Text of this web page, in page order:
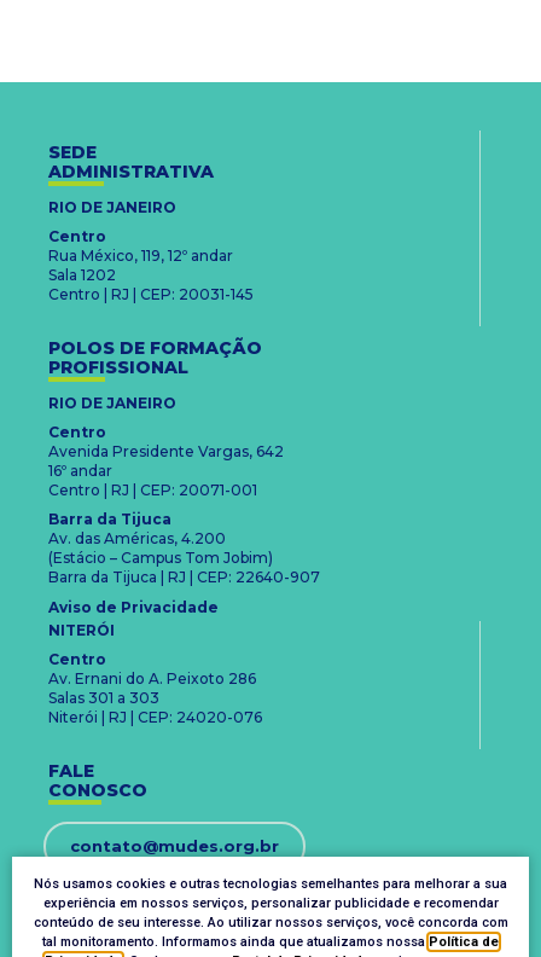
SEDE
ADMINISTRATIVA
RIO DE JANEIRO
Centro
Rua México, 119, 12º andar
Sala 1202
Centro | RJ | CEP: 20031-145
POLOS DE FORMAÇÃO
PROFISSIONAL
RIO DE JANEIRO
Centro
Avenida Presidente Vargas, 642
16º andar
Centro | RJ | CEP: 20071-001
Barra da Tijuca
Av. das Américas, 4.200
(Estácio – Campus Tom Jobim)
Barra da Tijuca | RJ | CEP: 22640-907
Aviso de Privacidade
NITERÓI
Centro
Av. Ernani do A. Peixoto 286
Salas 301 a 303
Niterói | RJ | CEP: 24020-076
FALE
CONOSCO
contato@mudes.org.br
+55 21 3094 1181
Nós usamos cookies e outras tecnologias semelhantes para melhorar a sua
experiência em nossos serviços, personalizar publicidade e recomendar
conteúdo de seu interesse. Ao utilizar nossos serviços, você concorda com
tal monitoramento. Informamos ainda que atualizamos nossa Política de